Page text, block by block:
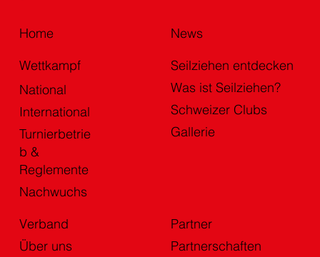
Home
Verband
Über uns
Partner
Partnerschaften
Wettkampf
National
International
Turnierbetrie
b &
Reglemente
Nachwuchs
Seilziehen entdecken
Was ist Seilziehen?
Schweizer Clubs
Gallerie
News